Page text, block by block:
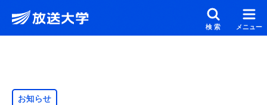
メインコンテンツにスキップ
検索 メニュー
お知らせ